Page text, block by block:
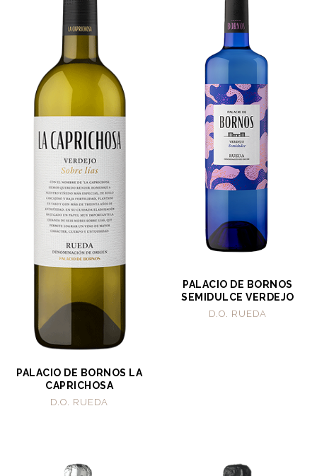
PALACIO DE BORNOS LA
CAPRICHOSA
D.O. RUEDA
PALACIO DE BORNOS
SEMIDULCE VERDEJO
D.O. RUEDA